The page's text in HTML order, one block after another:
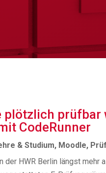
plötzlich prüfbar
CodeRunner
& Studium, Moodle,
der HWR Berlin längst mehr